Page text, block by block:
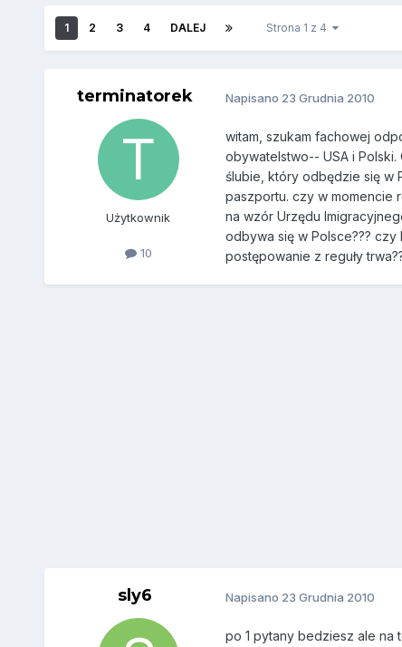
1 2 3 4 DALEJ Strona 1 z 4
terminatorek
Użytkownik
10
Napisano 23 Grudnia 2010
witam, szukam fachowej
obywatelstwo-- USA i Polski.
ślubie, który odbędzie się w
paszportu. czy w momencie
na wzór Urzędu
odbywa się w Polsce???
postępowanie z reguły
sly6 Napisano 23 Grudnia 2010
po 1 pytany bedziesz ale na